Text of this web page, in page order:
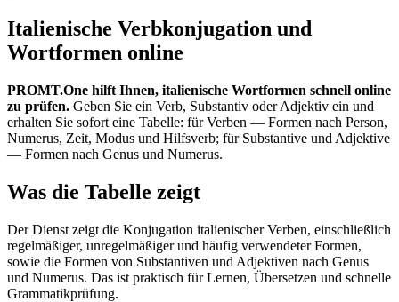
Italienische Verbkonjugation und
Wortformen online
PROMT.One hilft Ihnen, italienische Wortformen schnell online
zu prüfen. Geben Sie ein Verb, Substantiv oder Adjektiv ein und
erhalten Sie sofort eine Tabelle: für Verben — Formen nach Person,
Numerus, Zeit, Modus und Hilfsverb; für Substantive und Adjektive
— Formen nach Genus und Numerus.
Was die Tabelle zeigt
Der Dienst zeigt die Konjugation italienischer Verben, einschließlich
regelmäßiger, unregelmäßiger und häufig verwendeter Formen,
sowie die Formen von Substantiven und Adjektiven nach Genus
und Numerus. Das ist praktisch für Lernen, Übersetzen und schnelle
Grammatikprüfung.